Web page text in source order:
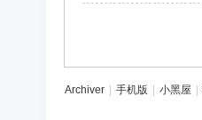
Archiver 手机版 小黑屋